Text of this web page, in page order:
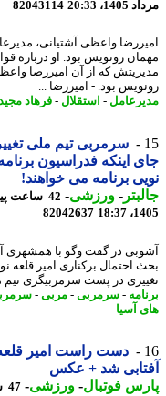
20:33
82043114
واعظی آشتیانی، مدیرعامل
رونویس بود. او درباره
که از آن امیررضا واعظی
بود. - امیررضا ...
-استقلال-فرهاد مجیدی-
سرمربی تیم ملی تغییر
اینکه فدراسیون برنامه
برنامه می خواهند!
-ورزشی-
82042637
در گفت وگو با همشهری آنلاین
احتمال برکناری امیر قلعه
در پست سرمربیگری تیم ملی
-سرمربی- مربی-
آسیا
دست راست امیر قلعه نویی
شد + عکس
فوتبال-ورزشی-
47